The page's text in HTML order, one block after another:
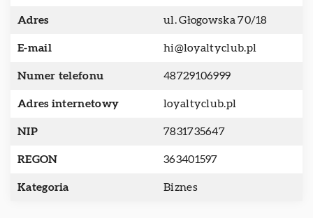
Adres ul. Głogowska 70/18
E-mail hi@loyaltyclub.pl
Numer telefonu 48729106999
Adres internetowy loyaltyclub.pl
NIP 7831735647
REGON 363401597
Kategoria Biznes